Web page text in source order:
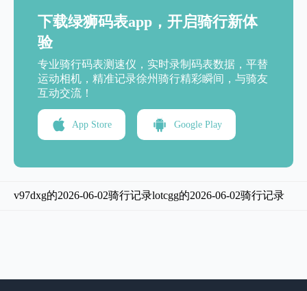
下载绿狮码表app，开启骑行新体
验
专业骑行码表测速仪，实时录制码表数据，平替
运动相机，精准记录徐州骑行精彩瞬间，与骑友
互动交流！
App Store Google Play
v97dxg的2026-06-02骑行记录lotcgg的2026-06-02骑行记录